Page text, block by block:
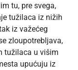
tu, pre svega,
tužilaca iz nižih
iz važećeg
zloupotrebljava,
tužilaca u višim
upućuju iz